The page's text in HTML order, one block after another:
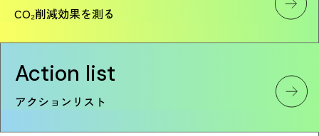
CO₂削減効果を測る
Action list
アクションリスト